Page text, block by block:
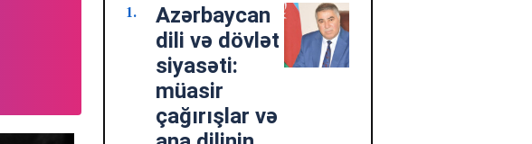
Cəmiyyət - 08 Avqust 2026 10:34
Fazil Mustafadan hadisə kimi
MÜSAHİBƏ: “Onlar səadəti
Mehdinin zühurunda axtarır”
Cəmiyyət - 07 Avqust 2026 18:45
Azərbaycan
dili və dövlət
siyasəti:
müasir
çağırışlar və